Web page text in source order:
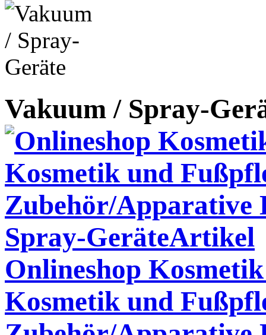
Vakuum / Spray-
Onlineshop
Kosmetik und